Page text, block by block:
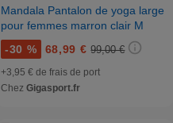
Mandala Pantalon de yoga large
pour femmes marron clair M
-30 % 68,99 € 99,00 €
+3,95 € de frais de port
Chez Gigasport.fr